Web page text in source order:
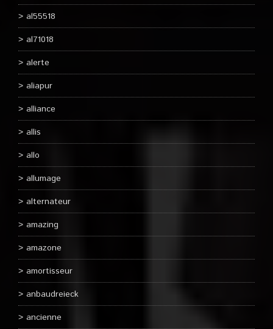
al55518
al71018
alerte
aliapur
alliance
allis
allo
allumage
alternateur
amazing
amazone
amortisseur
anbaudreieck
ancienne